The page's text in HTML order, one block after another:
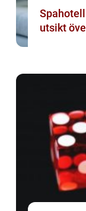
Spahotell
utsikt